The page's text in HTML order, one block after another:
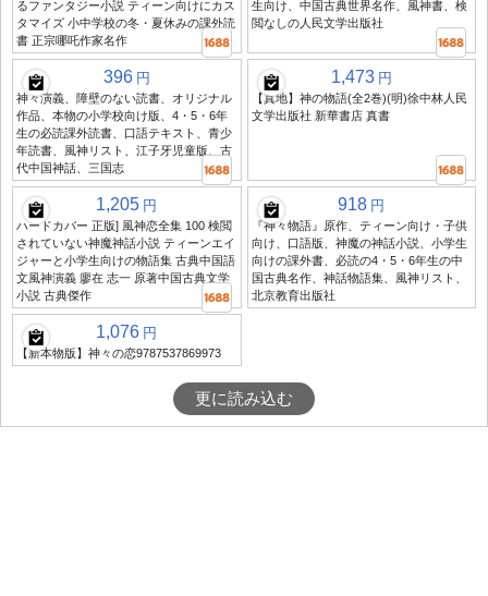
るファンタジー小説 ティーン向けにカス
タマイズ 小中学校の冬・夏休みの課外読
書 正宗哪吒作家名作
生向け、中国古典世界名作、風神書、検
閲なしの人民文学出版社
396 円
神々演義、障壁のない読書、オリジナル
作品、本物の小学校向け版、4・5・6年
生の必読課外読書、口語テキスト、青少
年読書、風神リスト、江子牙児童版、古
代中国神話、三国志
1,473 円
【真地】神の物語(全2巻)(明)徐中林人民
文学出版社 新華書店 真書
1,205 円
ハードカバー 正版] 風神恋全集 100 検閲
されていない神魔神話小説 ティーンエイ
ジャーと小学生向けの物語集 古典中国語
文風神演義 廖在 志一 原著中国古典文学
小説 古典傑作
918 円
『神々物語』原作、ティーン向け・子供
向け、口語版、神魔の神話小説、小学生
向けの課外書、必読の4・5・6年生の中
国古典名作、神話物語集、風神リスト、
北京教育出版社
1,076 円
【新本物版】神々の恋9787537869973
更に読み込む